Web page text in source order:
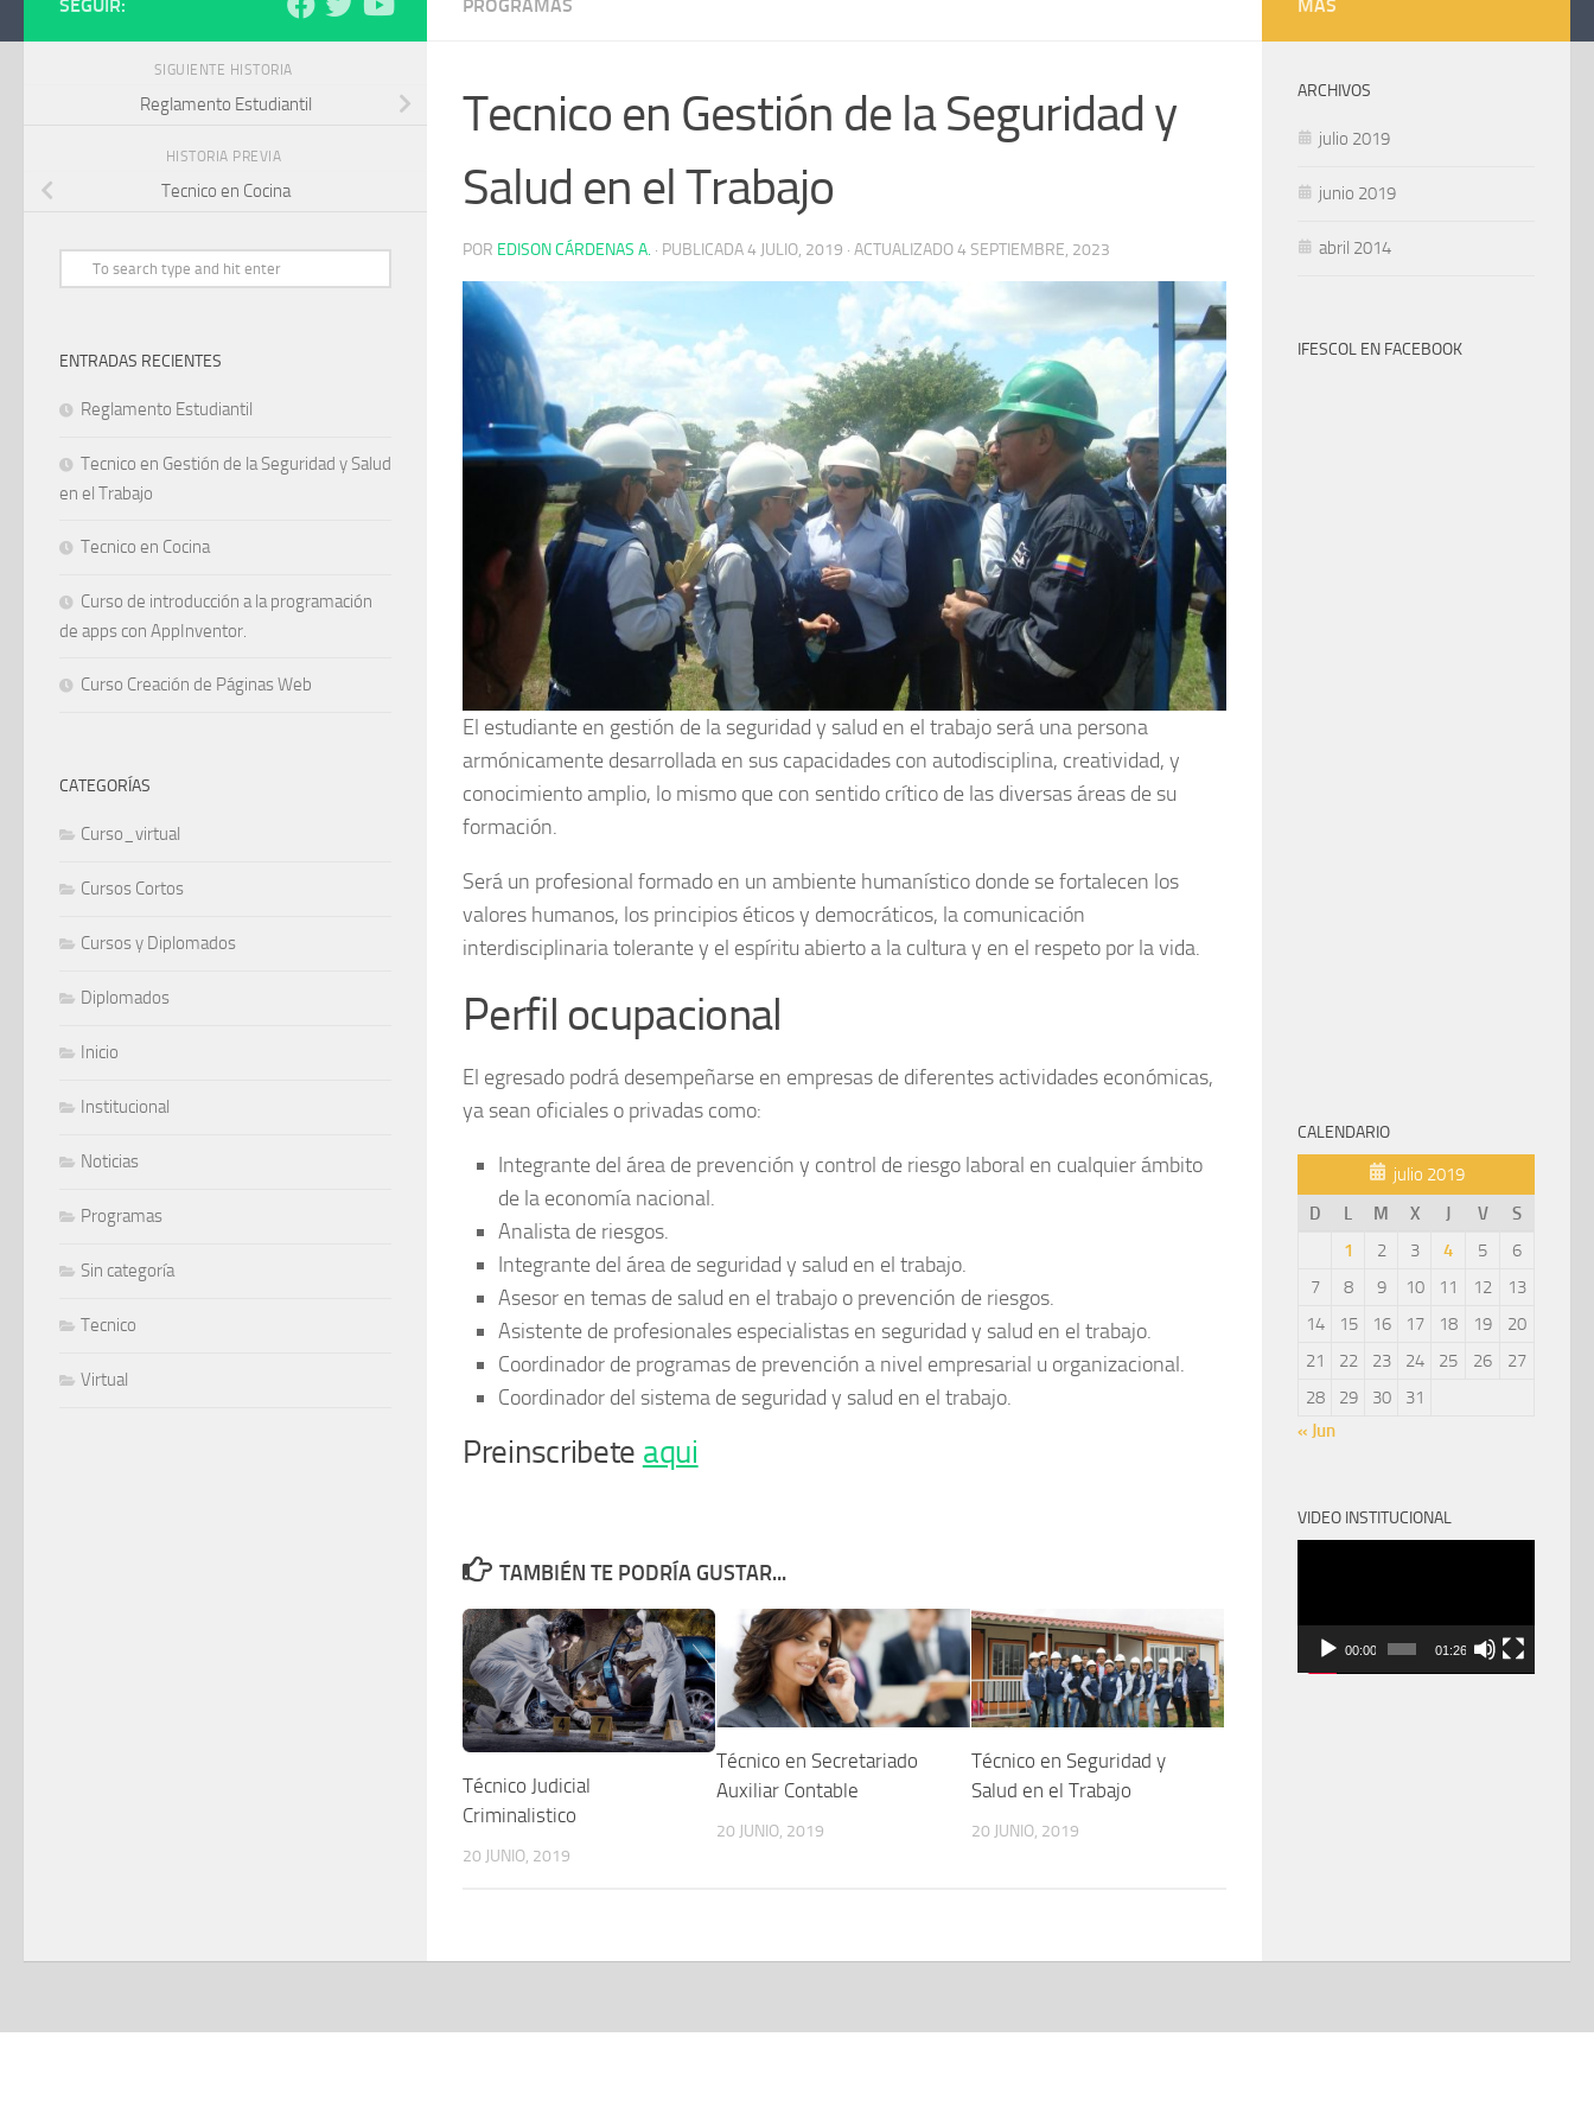
PROGRAMAS
Tecnico en Gestión de la Seguridad y
Salud en el Trabajo
POR EDISON CÁRDENAS A. · PUBLICADA4 JULIO, 2019 · ACTUALIZADO4 SEPTIEMBRE, 2023
El estudiante en gestión de la seguridad y salud en el trabajo será una persona
armónicamente desarrollada en sus capacidades con autodisciplina, creatividad, y
conocimiento amplio, lo mismo que con sentido crítico de las diversas áreas de su
formación.
Será un profesional formado en un ambiente humanístico donde se fortalecen los
valores humanos, los principios éticos y democráticos, la comunicación
interdisciplinaria tolerante y el espíritu abierto a la cultura y en el respeto por la vida.
Perfil ocupacional
El egresado podrá desempeñarse en empresas de diferentes actividades económicas,
ya sean oficiales o privadas como:
Integrante del área de prevención y control de riesgo laboral en cualquier ámbito
de la economía nacional.
Analista de riesgos.
Integrante del área de seguridad y salud en el trabajo.
Asesor en temas de salud en el trabajo o prevención de riesgos.
Asistente de profesionales especialistas en seguridad y salud en el trabajo.
Coordinador de programas de prevención a nivel empresarial u organizacional.
Coordinador del sistema de seguridad y salud en el trabajo.
Preinscribete aqui
TAMBIÉN TE PODRÍA GUSTAR...
Técnico Judicial
Criminalistico
20 JUNIO, 2019
Técnico en Secretariado
Auxiliar Contable
20 JUNIO, 2019
Técnico en Seguridad y
Salud en el Trabajo
20 JUNIO, 2019
SEGUIR:
SIGUIENTE HISTORIA
Reglamento Estudiantil
HISTORIA PREVIA
Tecnico en Cocina
ENTRADAS RECIENTES
Reglamento Estudiantil
Tecnico en Gestión de la Seguridad y Salud
en el Trabajo
Tecnico en Cocina
Curso de introducción a la programación
de apps con AppInventor.
Curso Creación de Páginas Web
CATEGORÍAS
Curso_virtual
Cursos Cortos
Cursos y Diplomados
Diplomados
Inicio
Institucional
Noticias
Programas
Sin categoría
Tecnico
Virtual
MÁS
ARCHIVOS
julio 2019
junio 2019
abril 2014
IFESCOL EN FACEBOOK
CALENDARIO
julio 2019
D
L M X J V
S
1
2 3 4 5
6
7
8 9 10 11 12
13
14
15 16 17 18 19
20
21
22 23 24 25 26
27
28
29 30
31
« Jun
VIDEO INSTITUCIONAL
00:00 01:26